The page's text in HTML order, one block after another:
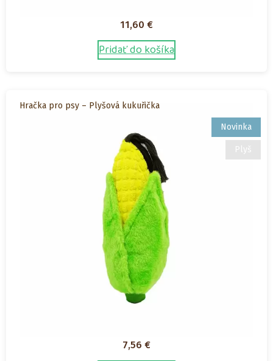
11,60 €
Pridať do košíka
Novinka
Plyš
Hračka pro psy – Plyšová kukuřička
7,56 €